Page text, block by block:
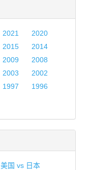
2021
2020
2015
2014
2009
2008
2003
2002
1997
1996
美国 vs 日本